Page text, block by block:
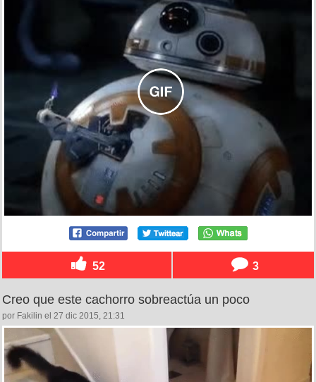
52 3
Creo que este cachorro sobreactúa un poco
por Fakilin el 27 dic 2015, 21:31